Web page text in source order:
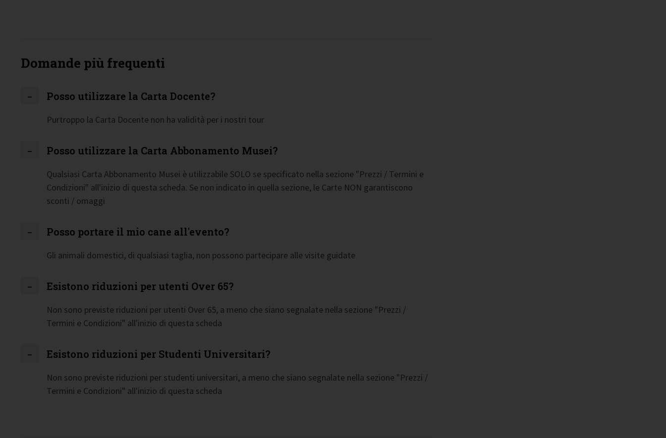
Domande più frequenti
Posso utilizzare la Carta Docente?
Purtroppo la Carta Docente non ha validità per i nostri tour
Posso utilizzare la Carta Abbonamento Musei?
Qualsiasi Carta Abbonamento Musei è utilizzabile SOLO se specificato nella sezione "Prezzi / Termini e
Condizioni" all'inizio di questa scheda. Se non indicato in quella sezione, le Carte NON garantiscono
sconti / omaggi
Posso portare il mio cane all'evento?
Gli animali domestici, di qualsiasi taglia, non possono partecipare alle visite guidate
Esistono riduzioni per utenti Over 65?
Non sono previste riduzioni per utenti Over 65, a meno che siano segnalate nella sezione "Prezzi /
Termini e Condizioni" all'inizio di questa scheda
Esistono riduzioni per Studenti Universitari?
Non sono previste riduzioni per studenti universitari, a meno che siano segnalate nella sezione "Prezzi /
Termini e Condizioni" all'inizio di questa scheda